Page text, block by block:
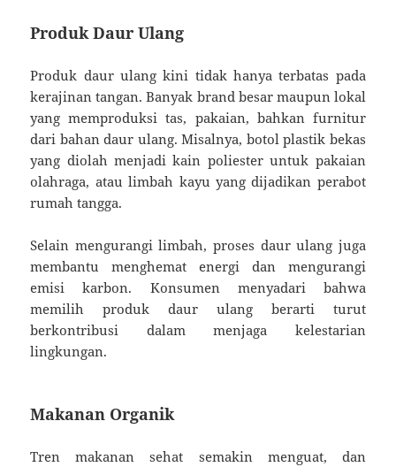
Produk Daur Ulang
Produk daur ulang kini tidak hanya terbatas pada
kerajinan tangan. Banyak brand besar maupun lokal
yang memproduksi tas, pakaian, bahkan furnitur
dari bahan daur ulang. Misalnya, botol plastik bekas
yang diolah menjadi kain poliester untuk pakaian
olahraga, atau limbah kayu yang dijadikan perabot
rumah tangga.
Selain mengurangi limbah, proses daur ulang juga
membantu menghemat energi dan mengurangi
emisi karbon. Konsumen menyadari bahwa
memilih produk daur ulang berarti turut
berkontribusi dalam menjaga kelestarian
lingkungan.
Makanan Organik
Tren makanan sehat semakin menguat, dan